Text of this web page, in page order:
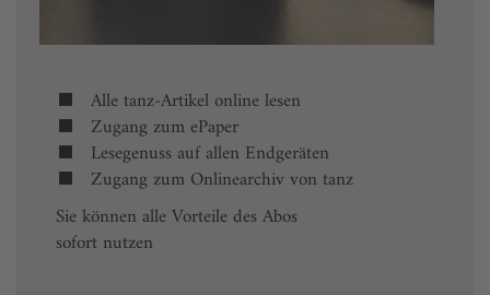
Alle tanz-Artikel online lesen
Zugang zum ePaper
Lesegenuss auf allen Endgeräten
Zugang zum Onlinearchiv von tanz
Sie können alle Vorteile des Abos
sofort nutzen